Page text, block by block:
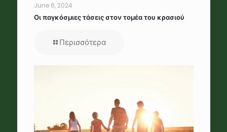
June 6, 2024
Οι παγκόσμιες τάσεις στον τομέα του κρασιού
Περισσότερα